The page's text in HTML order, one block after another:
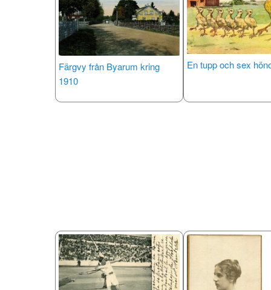
Färgvy från Byarum kring
1910
En tupp och sex